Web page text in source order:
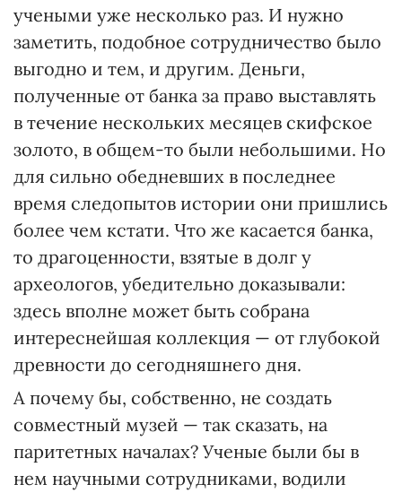
учеными уже несколько раз. И нужно
заметить, подобное сотрудничество было
выгодно и тем, и другим. Деньги,
полученные от банка за право выставлять
в течение нескольких месяцев скифское
золото, в общем-то были небольшими. Но
для сильно обедневших в последнее
время следопытов истории они пришлись
более чем кстати. Что же касается банка,
то драгоценности, взятые в долг у
археологов, убедительно доказывали:
здесь вполне может быть собрана
интереснейшая коллекция — от глубокой
древности до сегодняшнего дня.
А почему бы, собственно, не создать
совместный музей — так сказать, на
паритетных началах? Ученые были бы в
нем научными сотрудниками, водили